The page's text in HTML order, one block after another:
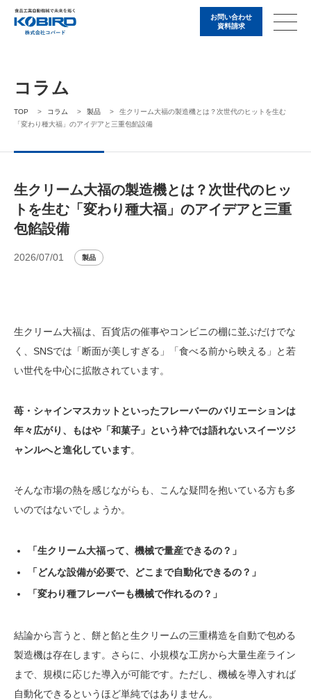
お問い合わせ
資料請求
コラム
TOP > コラム > 製品 >
生クリーム大福の製造機とは？次世代のヒットを生む
「変わり種大福」のアイデアと三重包餡設備
生クリーム大福の製造機とは？次世代のヒッ
トを生む「変わり種大福」のアイデアと三重
包餡設備
2026/07/01 製品
生クリーム大福は、百貨店の催事やコンビニの棚に並ぶだけでな
く、SNSでは「断面が美しすぎる」「食べる前から映える」と若
い世代を中心に拡散されています。
苺・シャインマスカットといったフレーバーのバリエーションは
年々広がり、もはや「和菓子」という枠では語れないスイーツジ
ャンルへと進化しています。
そんな市場の熱を感じながらも、こんな疑問を抱いている方も多
いのではないでしょうか。
「生クリーム大福って、機械で量産できるの？」
「どんな設備が必要で、どこまで自動化できるの？」
「変わり種フレーバーも機械で作れるの？」
結論から言うと、餅と餡と生クリームの三重構造を自動で包める
製造機は存在します。さらに、小規模な工房から大量生産ライン
まで、規模に応じた導入が可能です。ただし、機械を導入すれば
自動化できるというほど単純ではありません。